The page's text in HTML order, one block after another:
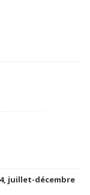
juillet-décembre